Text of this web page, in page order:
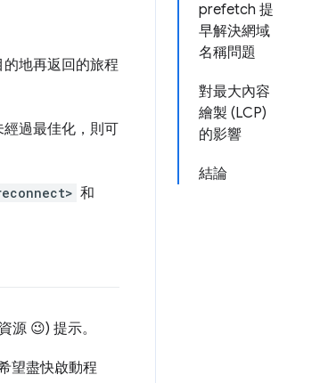
prefetch 提
早解決網域
名稱問題
對最大內容
繪製 (LCP)
的影響
結論
地再返回的旅程
過最佳化，則可
和
源 😉) 提示。
望盡快啟動程